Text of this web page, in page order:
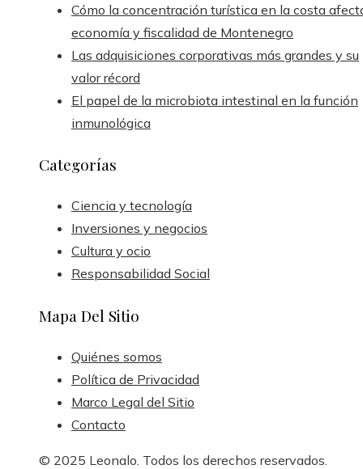
Cómo la concentración turística en la costa
economía y fiscalidad de Montenegro
Las adquisiciones corporativas más grandes y su
valor récord
El papel de la microbiota intestinal en la función
inmunológica
Categorías
Ciencia y tecnología
Inversiones y negocios
Cultura y ocio
Responsabilidad Social
Mapa Del Sitio
Quiénes somos
Política de Privacidad
Marco Legal del Sitio
Contacto
© 2025 Leonalo. Todos los derechos reservados.